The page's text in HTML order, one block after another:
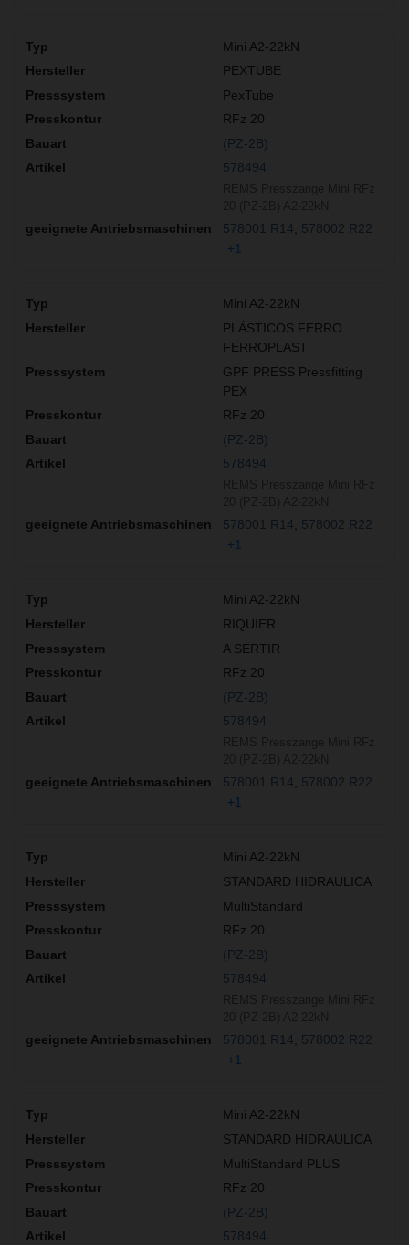
Mini A2-22kN
PEXTUBE
PexTube
RFz 20
(PZ-2B)
578494
578001 R14
578002 R22
+1
Mini A2-22kN
PLÁSTICOS FERRO
FERROPLAST
GPF PRESS Pressfitting
PEX
RFz 20
(PZ-2B)
578494
578001 R14
578002 R22
+1
Mini A2-22kN
RIQUIER
A SERTIR
RFz 20
(PZ-2B)
578494
578001 R14
578002 R22
+1
Mini A2-22kN
STANDARD HIDRAULICA
MultiStandard
RFz 20
(PZ-2B)
578494
578001 R14
578002 R22
+1
Mini A2-22kN
STANDARD HIDRAULICA
MultiStandard PLUS
RFz 20
(PZ-2B)
578494